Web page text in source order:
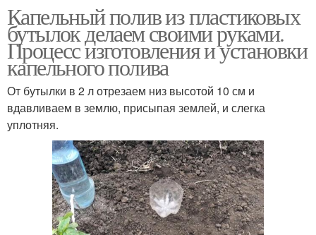
Капельный полив из пластиковых
бутылок делаем своими руками.
Процесс изготовления и установки
капельного полива
От бутылки в 2 л отрезаем низ высотой 10 см и
вдавливаем в землю, присыпая землей, и слегка
уплотняя.